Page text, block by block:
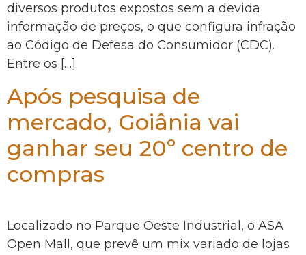
diversos produtos expostos sem a devida
informação de preços, o que configura infração
ao Código de Defesa do Consumidor (CDC).
Entre os […]
Após pesquisa de
mercado, Goiânia vai
ganhar seu 20º centro de
compras
Localizado no Parque Oeste Industrial, o ASA
Open Mall, que prevê um mix variado de lojas